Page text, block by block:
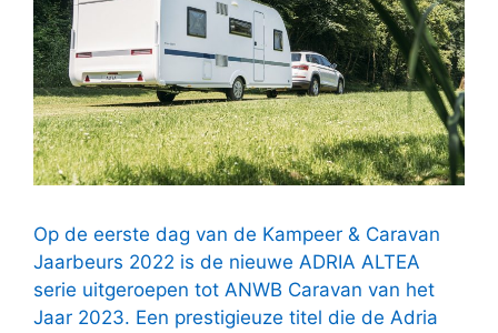
Op de eerste dag van de Kampeer & Caravan
Jaarbeurs 2022 is de nieuwe ADRIA ALTEA
serie uitgeroepen tot ANWB Caravan van het
Jaar 2023. Een prestigieuze titel die de Adria